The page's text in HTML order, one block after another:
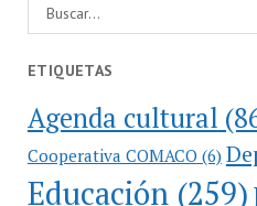
ETIQUETAS
Agenda cultural
Cooperativa COMACO(6)
Educación(259)